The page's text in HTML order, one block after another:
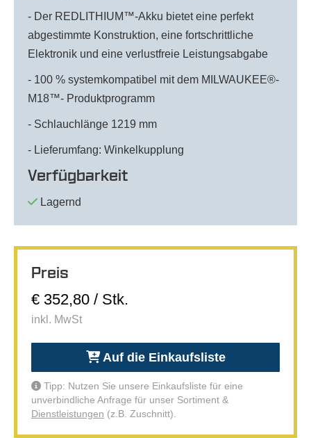
- Der REDLITHIUM™-Akku bietet eine perfekt
abgestimmte Konstruktion, eine fortschrittliche
Elektronik und eine verlustfreie Leistungsabgabe
- 100 % systemkompatibel mit dem MILWAUKEE®-
M18™- Produktprogramm
- Schlauchlänge 1219 mm
- Lieferumfang: Winkelkupplung
Verfügbarkeit
Lagernd
Preis
€ 352,80 / Stk.
inkl. MwSt
Auf die Einkaufsliste
Tipp: Nutzen Sie unsere Einkaufsliste für eine
unverbindliche Anfrage für unser Sortiment &
Dienstleistungen (z.B. Zuschnitt).